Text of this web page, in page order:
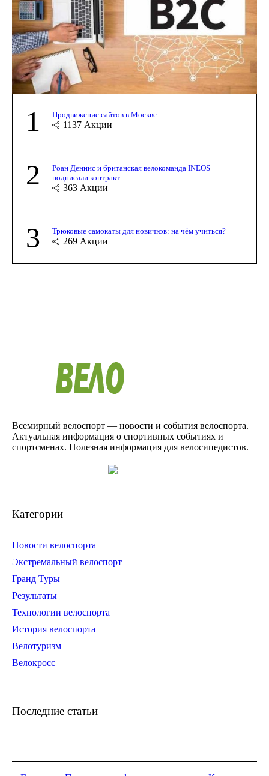
1 Продвижение сайтов в Москве
1137 Акции
2
Роан Деннис и британская велокоманда INEOS
подписали контракт
363 Акции
3 Трюковые самокаты для новичков: на чём учиться?
269 Акции
Всемирный велоспорт — новости и события велоспорта.
Актуальная информация о спортивных событиях и
спортсменах. Полезная информация для велосипедистов.
Категории
Новости велоспорта
Экстремальный велоспорт
Гранд Туры
Результаты
Технологии велоспорта
История велоспорта
Велотуризм
Велокросс
Последние статьи